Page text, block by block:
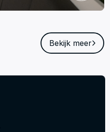
Bekijk meer